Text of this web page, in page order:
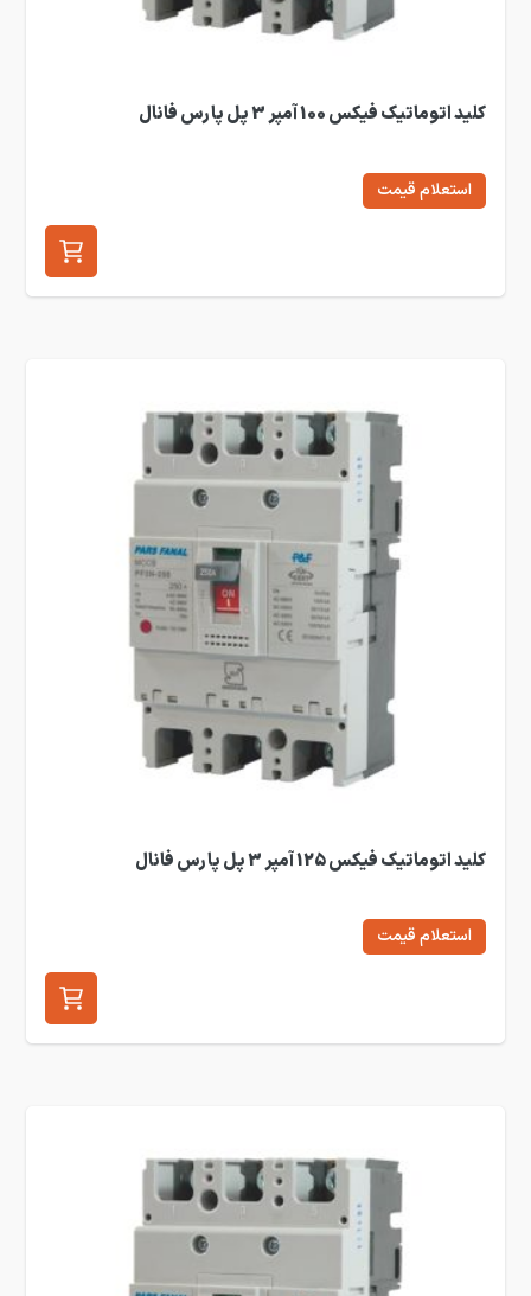
کلید اتوماتیک فیکس 100 آمپر 3 پل پارس فانال
استعلام قیمت
کلید اتوماتیک فیکس 125 آمپر 3 پل پارس فانال
استعلام قیمت